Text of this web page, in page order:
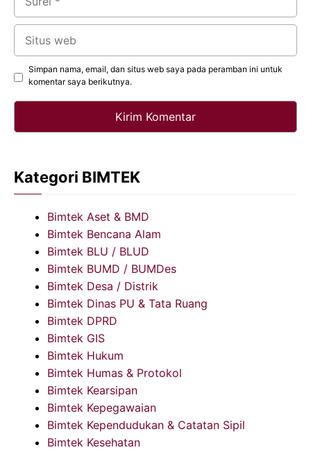
Simpan nama, email, dan situs web saya pada peramban ini untuk
komentar saya berikutnya.
Kategori BIMTEK
Bimtek Aset & BMD
Bimtek Bencana Alam
Bimtek BLU / BLUD
Bimtek BUMD / BUMDes
Bimtek Desa / Distrik
Bimtek Dinas PU & Tata Ruang
Bimtek DPRD
Bimtek GIS
Bimtek Hukum
Bimtek Humas & Protokol
Bimtek Kearsipan
Bimtek Kepegawaian
Bimtek Kependudukan & Catatan Sipil
Bimtek Kesehatan